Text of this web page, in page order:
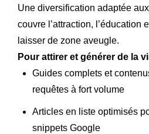
Une diversification adaptée
couvre l’attraction, l’éducation
laisser de zone aveugle.
Pour attirer et générer de la
Guides complets et
requêtes à fort volume
Articles en liste optimisés
snippets Google